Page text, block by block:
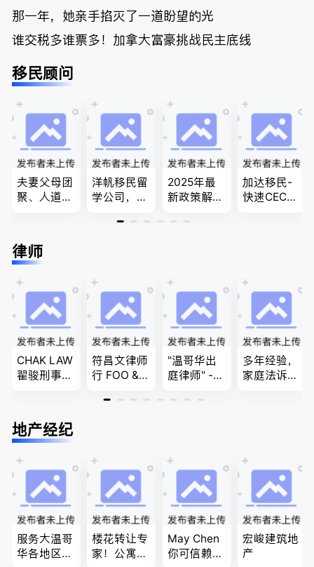
那一年，她亲手掐灭了一道盼望的光
谁交税多谁票多！加拿大富豪挑战民主底线
移民顾问
夫妻父母团
聚、人道移
民难民上诉
疑难问题的
移民签证
、翻译和海
牙认证
洋帆移民留
学公司，精
签各类签证
民和魁北克
PEQ60472
08731
2025年最
新政策解
牌顾问为您
团聚，投资
移民以及各
类省提名和
技术移民
加达移民-
快速CEC&P
商业移民，
名校申请
律师
CHAK LAW
翟骏刑事交
民事诉讼/
房产过户
符昌文律师
行 FOO & C
家庭法, 离
"温哥华出
庭律师" -
务所 - 劳动
纠纷，审判
多年经验，
家庭法诉
语，列治文
陈卓律师事
务所 (ATA L
aw Corpor
ation)
地产经纪
服务大温哥
华各地区的
楼花转让专
家！公寓销
May Chen
你可信赖的
宏峻建筑地
产